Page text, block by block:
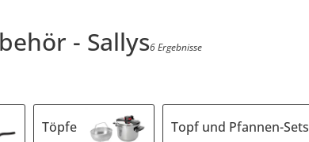
- Sallys6 Ergebnisse
Töpfe Topf und Pfannen-Sets